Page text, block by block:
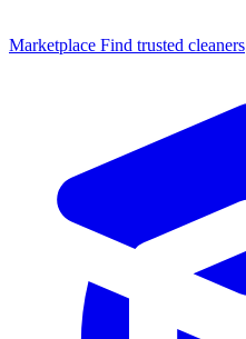
Marketplace Find trusted cleaners